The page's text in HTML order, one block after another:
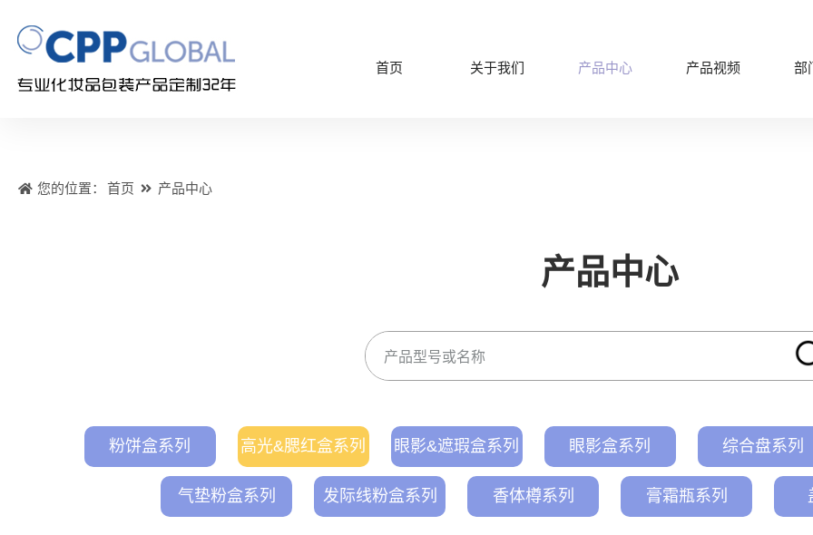
首页 关于我们 产品中心 产品视频 部
您的位置： 首页 产品中心
产品中心
粉饼盒系列 高光&腮红盒系列 眼影&遮瑕盒系列 眼影盒系列 综合盘系列
气垫粉盒系列 发际线粉盒系列 香体樽系列 膏霜瓶系列